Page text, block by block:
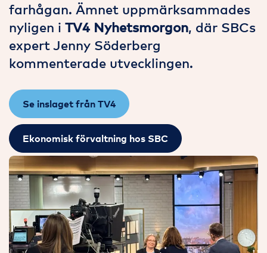
farhågan. Ämnet uppmärksammades
nyligen i TV4 Nyhetsmorgon, där SBCs
expert Jenny Söderberg
kommenterade utvecklingen.
Se inslaget från TV4
Ekonomisk förvaltning hos SBC